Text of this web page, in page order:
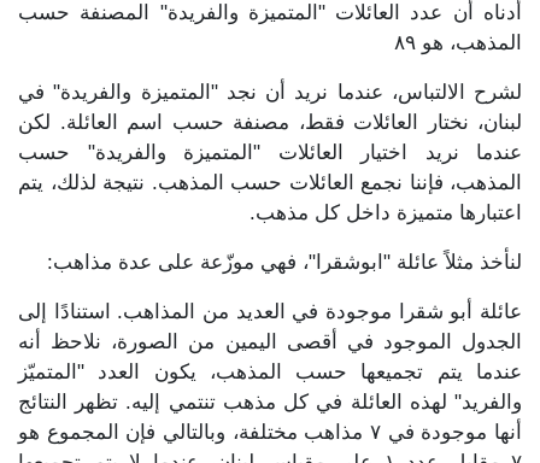
أدناه أن عدد العائلات "المتميزة والفريدة" المصنفة حسب
المذهب، هو ٨٩
لشرح الالتباس، عندما نريد أن نجد "المتميزة والفريدة" في
لبنان، نختار العائلات فقط، مصنفة حسب اسم العائلة. لكن
عندما نريد اختيار العائلات "المتميزة والفريدة" حسب
المذهب، فإننا نجمع العائلات حسب المذهب. نتيجة لذلك، يتم
اعتبارها متميزة داخل كل مذهب.
لنأخذ مثلاً عائلة "ابوشقرا"، فهي موزّعة على عدة مذاهب:
عائلة أبو شقرا موجودة في العديد من المذاهب. استنادًا إلى
الجدول الموجود في أقصى اليمين من الصورة، نلاحظ أنه
عندما يتم تجميعها حسب المذهب، يكون العدد "المتميّز
والفريد" لهذه العائلة في كل مذهب تنتمي إليه. تظهر النتائج
أنها موجودة في ٧ مذاهب مختلفة، وبالتالي فإن المجموع هو